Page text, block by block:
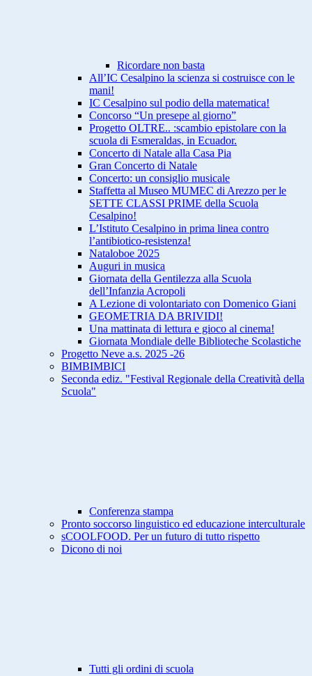
Ricordare non basta
All’IC Cesalpino la scienza si costruisce con le
mani!
IC Cesalpino sul podio della matematica!
Concorso “Un presepe al giorno”
Progetto OLTRE.. :scambio epistolare con la
scuola di Esmeraldas, in Ecuador.
Concerto di Natale alla Casa Pia
Gran Concerto di Natale
Concerto: un consiglio musicale
Staffetta al Museo MUMEC di Arezzo per le
SETTE CLASSI PRIME della Scuola
Cesalpino!
L’Istituto Cesalpino in prima linea contro
l’antibiotico-resistenza!
Nataloboe 2025
Auguri in musica
Giornata della Gentilezza alla Scuola
dell’Infanzia Acropoli
A Lezione di volontariato con Domenico Giani
GEOMETRIA DA BRIVIDI!
Una mattinata di lettura e gioco al cinema!
Giornata Mondiale delle Biblioteche Scolastiche
Progetto Neve a.s. 2025 -26
BIMBIMBICI
Seconda ediz. "Festival Regionale della Creatività della
Scuola"
Conferenza stampa
Pronto soccorso linguistico ed educazione interculturale
sCOOLFOOD. Per un futuro di tutto rispetto
Dicono di noi
Tutti gli ordini di scuola